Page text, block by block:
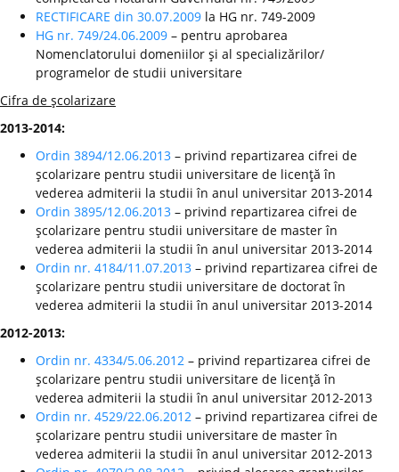
RECTIFICARE din 30.07.2009 la HG nr. 749-2009
HG nr. 749/24.06.2009 – pentru aprobarea
Nomenclatorului domeniilor şi al specializărilor/
programelor de studii universitare
Cifra de şcolarizare
2013-2014:
Ordin 3894/12.06.2013 – privind repartizarea cifrei de
şcolarizare pentru studii universitare de licenţă în
vederea admiterii la studii în anul universitar 2013-2014
Ordin 3895/12.06.2013 – privind repartizarea cifrei de
şcolarizare pentru studii universitare de master în
vederea admiterii la studii în anul universitar 2013-2014
Ordin nr. 4184/11.07.2013 – privind repartizarea cifrei de
şcolarizare pentru studii universitare de doctorat în
vederea admiterii la studii în anul universitar 2013-2014
2012-2013:
Ordin nr. 4334/5.06.2012 – privind repartizarea cifrei de
şcolarizare pentru studii universitare de licenţă în
vederea admiterii la studii în anul universitar 2012-2013
Ordin nr. 4529/22.06.2012 – privind repartizarea cifrei de
şcolarizare pentru studii universitare de master în
vederea admiterii la studii în anul universitar 2012-2013